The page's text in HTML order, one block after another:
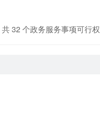
共32 个政务服务事项可行权